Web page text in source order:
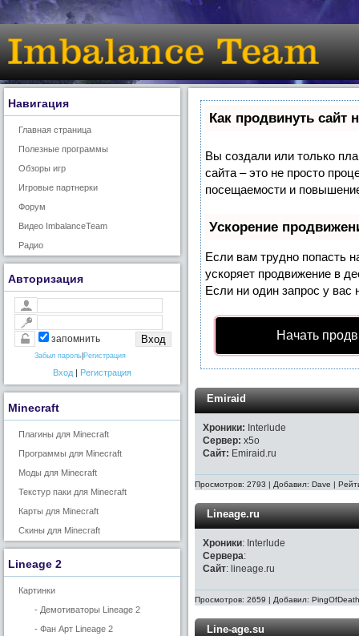
Навигация
Главная страница
Полезные программы
Обзоры игр
Игровые партнерки
Форум
Видео ImbalanceTeam
Радио
Авторизация
запомнить
Забыл пароль Регистрация
Вход | Регистрация
Minecraft
Плагины для Minecraft
Программы для Minecraft
Моды для Minecraft
Текстур паки для Minecraft
Карты для Minecraft
Скины для Minecraft
Lineage 2
Картинки
- Демотиваторы Lineage 2
- Фан Арт Lineage 2
Как продвинуть сайт
Вы создали или только
сайта – это не просто
посещаемости и
Ускорение
Если вам трудно попасть
ускоряет продвижение в
Если ни один запрос у вас
Начать
Emiraid
Хроники: Interlude
Сервер: х5o
Сайт: Emiraid.ru
Просмотров: 2793 | Добавил: Dave |
Lineage.ru
Хроники: Interlude
Сервера:
Сайт: lineage.ru
Просмотров: 2659 | Добавил:
Line-age.su